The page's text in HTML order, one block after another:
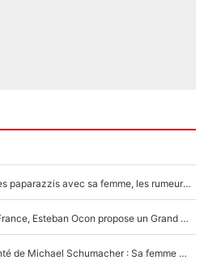
F1 : Charles Leclerc surpris par les paparazzis avec sa femme, les rumeurs étaient vraies !
Comme pour le final du Tour de France, Esteban Ocon propose un Grand Prix de Formule 1 à Paris : «Autour de l’Arc de Triomphe, ce serait génial» !
Nouvelle rumeur autour de la santé de Michael Schumacher : Sa femme Corinna sort du silence